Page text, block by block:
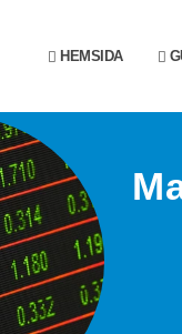
HEMSIDA